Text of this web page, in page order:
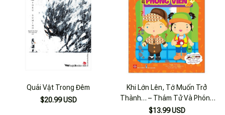
Quái Vật Trong Đêm
$20.99 USD
Khi Lớn Lên, Tớ Muốn Trở
Thành… – Thám Tử Và Phóng
Viên
$13.99 USD